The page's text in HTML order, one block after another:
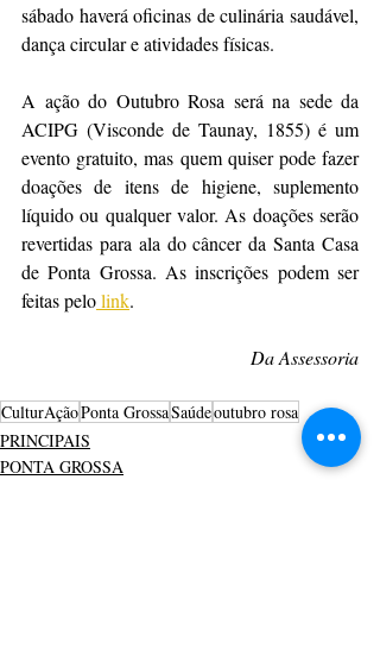
sábado haverá oficinas de culinária saudável,
dança circular e atividades físicas.
A ação do Outubro Rosa será na sede da
ACIPG (Visconde de Taunay, 1855) é um
evento gratuito, mas quem quiser pode fazer
doações de itens de higiene, suplemento
líquido ou qualquer valor. As doações serão
revertidas para ala do câncer da Santa Casa
de Ponta Grossa. As inscrições podem ser
feitas pelo link.
Da Assessoria
CulturAçãoPonta GrossaSaúdeoutubro rosa
PRINCIPAIS
PONTA GROSSA